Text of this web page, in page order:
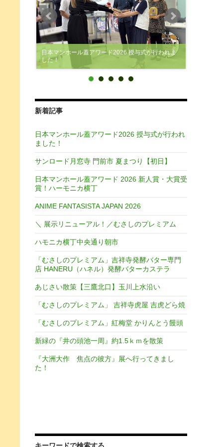
日本マンホール蓋アワード2026 授与式が行われま
した！
新着記事
日本マンホール蓋アワード2026 授与式が行われ
ました！
サンロード月窓寺 門前市 夏まつり【初日】
日本マンホール蓋アワード 2026 新人賞・大賞受
賞！ハーモニカ横丁
ANIME FANTASISTA JAPAN 2026
＼ 展示リニューアル！／むさしのプレミアム
ハモニカ横丁中央通り朝市
「むさしのプレミアム」吉祥寺発酵バター専門
店 HANERU（ハネル）発酵バターカステラ
あじさい散策【三鷹北口】玉川上水沿い
「むさしのプレミアム」 吉祥寺虎屋 吉虎どら焼
「むさしのプレミアム」紅梅堂 かりんとう饅頭
新緑の『井の頭池一周』約1.5ｋｍを散策
『大洲大作 焦点の彼方』展へ行ってきまし
た！